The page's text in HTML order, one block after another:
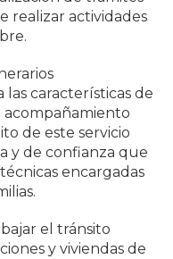
realizar actividades
características de
acompañamiento
de este servicio
y de confianza que
encargadas
el tránsito
y viviendas de